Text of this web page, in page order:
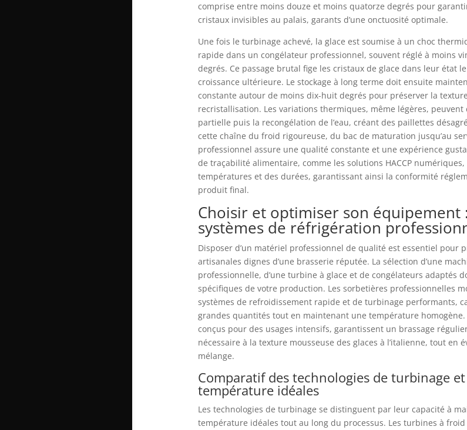
comprise entre moins douze et moins quatorze degrés pour
cristaux invisibles au palais, garants d’une onctuosité optimale.
Une fois le turbinage achevé, la glace est soumise à un choc
rapide dans un congélateur professionnel, souvent réglé à moins
degrés. Ce passage brutal fige les cristaux de glace dans leur état
croissance ultérieure. Le stockage à long terme doit ensuite
constante autour de moins dix-huit degrés pour préserver la
recristallisation. Les variations thermiques, même légères,
partielle puis la recongélation de l’eau, créant des paillettes
cette chaîne du froid rigoureuse, du bac de maturation jusqu’au
professionnel assure une qualité constante et une expérience
de traçabilité alimentaire, comme les solutions HACCP
températures et des durées, garantissant ainsi la conformité
produit final.
Choisir et optimiser son équipement
systèmes de réfrigération
Disposer d’un matériel professionnel de qualité est essentiel pour
artisanales dignes d’une brasserie réputée. La sélection d’une
professionnelle, d’une turbine à glace et de congélateurs adaptés
spécifiques de votre production. Les sorbetières professionnelles
systèmes de refroidissement rapide et de turbinage performants,
grandes quantités tout en maintenant une température homogène.
conçus pour des usages intensifs, garantissent un brassage
nécessaire à la texture mousseuse des glaces à l’italienne, tout en
mélange.
Comparatif des technologies de turbinage
température idéales
Les technologies de turbinage se distinguent par leur capacité à
température idéales tout au long du processus. Les turbines à